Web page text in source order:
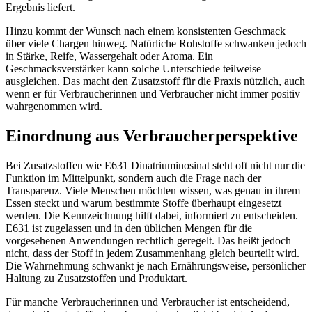
Ergebnis liefert.
Hinzu kommt der Wunsch nach einem konsistenten Geschmack
über viele Chargen hinweg. Natürliche Rohstoffe schwanken jedoch
in Stärke, Reife, Wassergehalt oder Aroma. Ein
Geschmacksverstärker kann solche Unterschiede teilweise
ausgleichen. Das macht den Zusatzstoff für die Praxis nützlich, auch
wenn er für Verbraucherinnen und Verbraucher nicht immer positiv
wahrgenommen wird.
Einordnung aus Verbraucherperspektive
Bei Zusatzstoffen wie E631 Dinatriuminosinat steht oft nicht nur die
Funktion im Mittelpunkt, sondern auch die Frage nach der
Transparenz. Viele Menschen möchten wissen, was genau in ihrem
Essen steckt und warum bestimmte Stoffe überhaupt eingesetzt
werden. Die Kennzeichnung hilft dabei, informiert zu entscheiden.
E631 ist zugelassen und in den üblichen Mengen für die
vorgesehenen Anwendungen rechtlich geregelt. Das heißt jedoch
nicht, dass der Stoff in jedem Zusammenhang gleich beurteilt wird.
Die Wahrnehmung schwankt je nach Ernährungsweise, persönlicher
Haltung zu Zusatzstoffen und Produktart.
Für manche Verbraucherinnen und Verbraucher ist entscheidend,